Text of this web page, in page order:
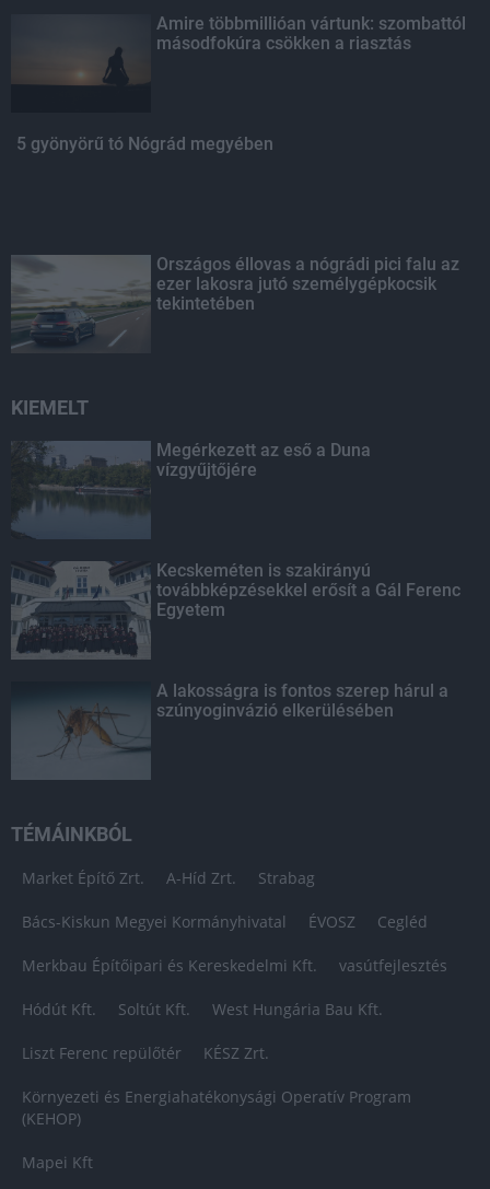
Amire többmillióan vártunk: szombattól
másodfokúra csökken a riasztás
5 gyönyörű tó Nógrád megyében
Országos éllovas a nógrádi pici falu az
ezer lakosra jutó személygépkocsik
tekintetében
KIEMELT
Megérkezett az eső a Duna
vízgyűjtőjére
Kecskeméten is szakirányú
továbbképzésekkel erősít a Gál Ferenc
Egyetem
A lakosságra is fontos szerep hárul a
szúnyoginvázió elkerülésében
TÉMÁINKBÓL
Market Építő Zrt. A-Híd Zrt. Strabag
Bács-Kiskun Megyei Kormányhivatal ÉVOSZ Cegléd
Merkbau Építőipari és Kereskedelmi Kft. vasútfejlesztés
Hódút Kft. Soltút Kft. West Hungária Bau Kft.
Liszt Ferenc repülőtér KÉSZ Zrt.
Környezeti és Energiahatékonysági Operatív Program
(KEHOP)
Mapei Kft